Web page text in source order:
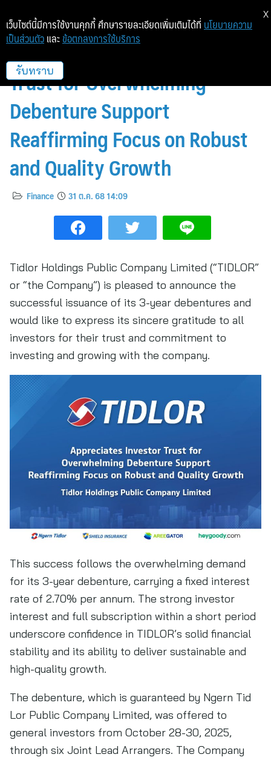
TIDLOR Appreciates Investor
Trust for Overwhelming
Debenture Support
Reaffirming Focus on Robust
and Quality Growth
Finance 31 ต.ค. 68 14:09
Tidlor Holdings Public Company Limited (“TIDLOR”
or “the Company”) is pleased to announce the
successful issuance of its 3-year debentures and
would like to express its sincere gratitude to all
investors for their trust and commitment to
investing and growing with the company.
This success follows the overwhelming demand
for its 3-year debenture, carrying a fixed interest
rate of 2.70% per annum. The strong investor
interest and full subscription within a short period
underscore confidence in TIDLOR’s solid financial
stability and its ability to deliver sustainable and
high-quality growth.
The debenture, which is guaranteed by Ngern Tid
Lor Public Company Limited, was offered to
general investors from October 28-30, 2025,
through six Joint Lead Arrangers. The Company
เว็บไซต์นี้มีการใช้งานคุกกี้ ศึกษารายละเอียดเพิ่มเติมได้ที่ นโยบายความ
เป็นส่วนตัว และ ข้อตกลงการใช้บริการ
รับทราบ
X